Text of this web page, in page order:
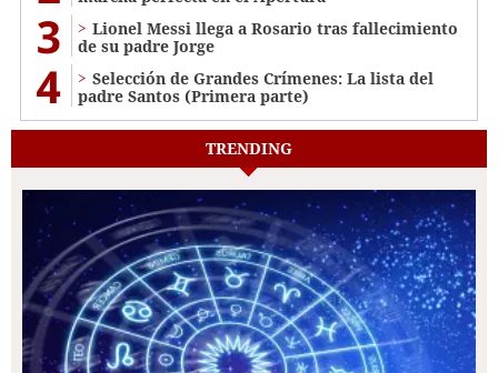
3
Lionel Messi llega a Rosario tras fallecimiento
de su padre Jorge
4
Selección de Grandes Crímenes: La lista del
padre Santos (Primera parte)
TRENDING